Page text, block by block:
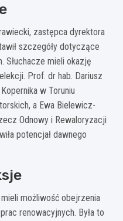
zastępca dyrektora
szczegóły dotyczące
Słuchacze mieli okazję
Prof. dr hab. Dariusz
w Toruniu
a Ewa Bielewicz-
Odnowy i Rewaloryzacji
potencjał dawnego
możliwość obejrzenia
renowacyjnych. Była to